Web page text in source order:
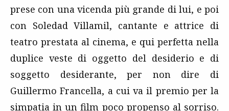
prese con una vicenda più grande di lui, e poi
con Soledad Villamil, cantante e attrice di
teatro prestata al cinema, e qui perfetta nella
duplice veste di oggetto del desiderio e di
soggetto desiderante, per non dire di
Guillermo Francella, a cui va il premio per la
simpatia in un film poco propenso al sorriso.